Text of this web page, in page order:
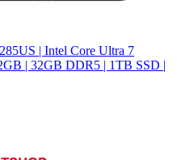
| Intel Core Ultra 7
| 32GB DDR5 | 1TB SSD |